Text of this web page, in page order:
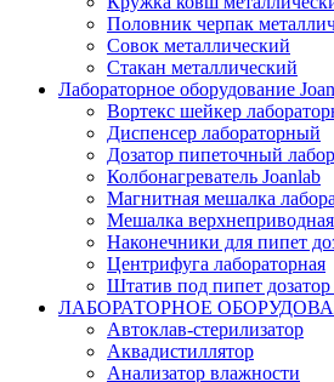
Половник черпак
Совок металлический
Стакан металлический
Лабораторное оборудование
Вортекс шейкер
Диспенсер лабораторный
Дозатор пипеточный
Колбонагреватель Joanlab
Магнитная мешалка
Мешалка верхнеприводная
Наконечники для пипет
Центрифуга лабораторная
Штатив под пипет
ЛАБОРАТОРНОЕ
Автоклав-стерилизатор
Аквадистиллятор
Анализатор влажности